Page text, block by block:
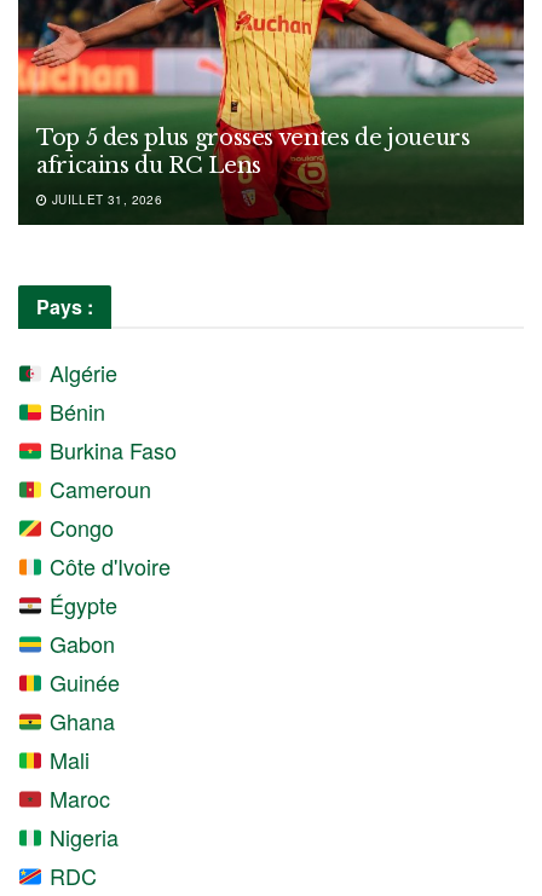
Top 5 des plus grosses ventes de joueurs
africains du RC Lens
JUILLET 31, 2026
Pays :
Algérie
Bénin
Burkina Faso
Cameroun
Congo
Côte d'Ivoire
Égypte
Gabon
Guinée
Ghana
Mali
Maroc
Nigeria
RDC